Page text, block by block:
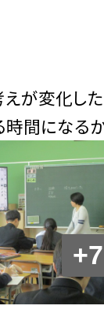
えが変化し
間になる
+7